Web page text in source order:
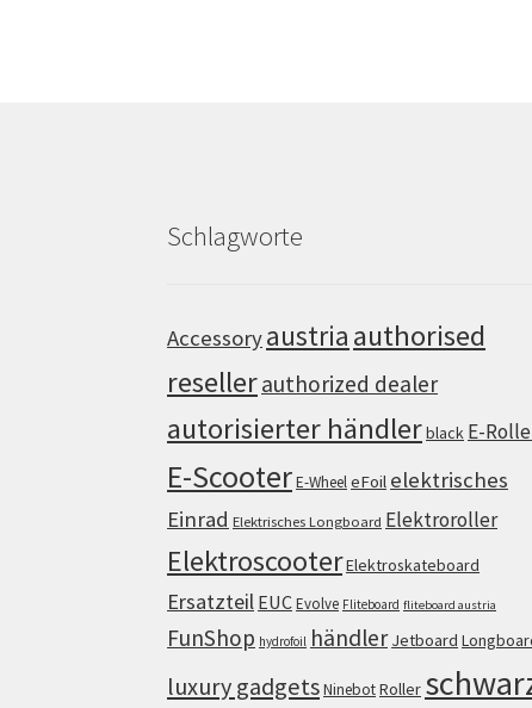
Schlagworte
Accessoryaustria authorised
resellerauthorized dealer
autorisierter händlerblack E-
E-ScooterE-WheeleFoil elektrisches
Einrad Elektrisches Longboard Elektroroller
ElektroscooterElektroskateboard
Ersatzteil EUCEvolve Fliteboard fliteboard austria
FunShop hydrofoil händler Jetboard
luxury gadgetsNinebotRoller